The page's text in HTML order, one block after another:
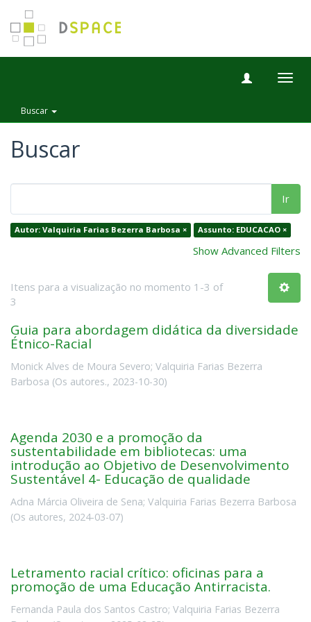
Buscar
Buscar
Ir
Autor: Valquiria Farias Bezerra Barbosa × Assunto: EDUCACAO ×
Show Advanced Filters
Itens para a visualização no momento 1-3 of
3
Guia para abordagem didática da diversidade
Étnico-Racial
Monick Alves de Moura Severo; Valquiria Farias Bezerra
Barbosa (Os autores., 2023-10-30)
Agenda 2030 e a promoção da
sustentabilidade em bibliotecas: uma
introdução ao Objetivo de Desenvolvimento
Sustentável 4- Educação de qualidade
Adna Márcia Oliveira de Sena; Valquiria Farias Bezerra Barbosa
(Os autores, 2024-03-07)
Letramento racial crítico: oficinas para a
promoção de uma Educação Antirracista.
Fernanda Paula dos Santos Castro; Valquiria Farias Bezerra